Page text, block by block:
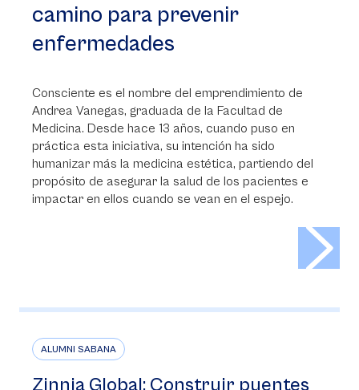
camino para prevenir
enfermedades
Consciente es el nombre del emprendimiento de
Andrea Vanegas, graduada de la Facultad de
Medicina. Desde hace 13 años, cuando puso en
práctica esta iniciativa, su intención ha sido
humanizar más la medicina estética, partiendo del
propósito de asegurar la salud de los pacientes e
impactar en ellos cuando se vean en el espejo.
ALUMNI SABANA
Zinnia Global: Construir puentes